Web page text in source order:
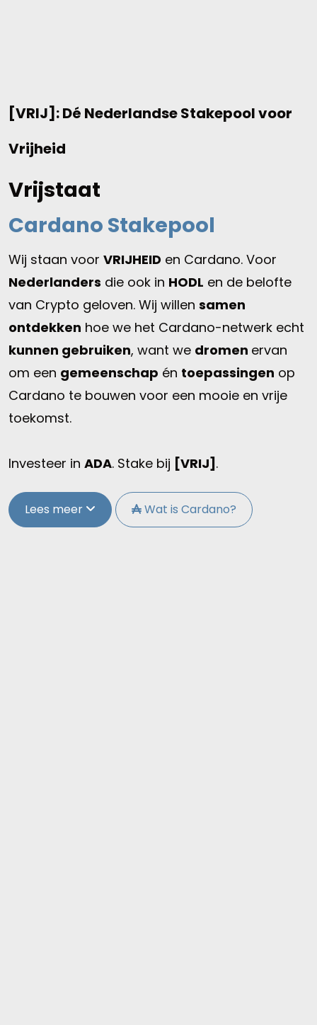
[VRIJ]: Dé Nederlandse Stakepool voor
Vrijheid
Vrijstaat
Cardano Stakepool
Wij staan voor VRIJHEID en Cardano. Voor
Nederlanders die ook in HODL en de belofte
van Crypto geloven. Wij willen samen
ontdekken hoe we het Cardano-netwerk echt
kunnen gebruiken, want we dromen ervan
om een gemeenschap én toepassingen op
Cardano te bouwen voor een mooie en vrije
toekomst.
Investeer in ADA. Stake bij [VRIJ] .
Lees meer Wat is Cardano?